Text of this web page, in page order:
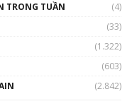
14: MemeCoin –
TRONG TUẦN
(4)
(33)
(1.322)
(603)
(2.842)